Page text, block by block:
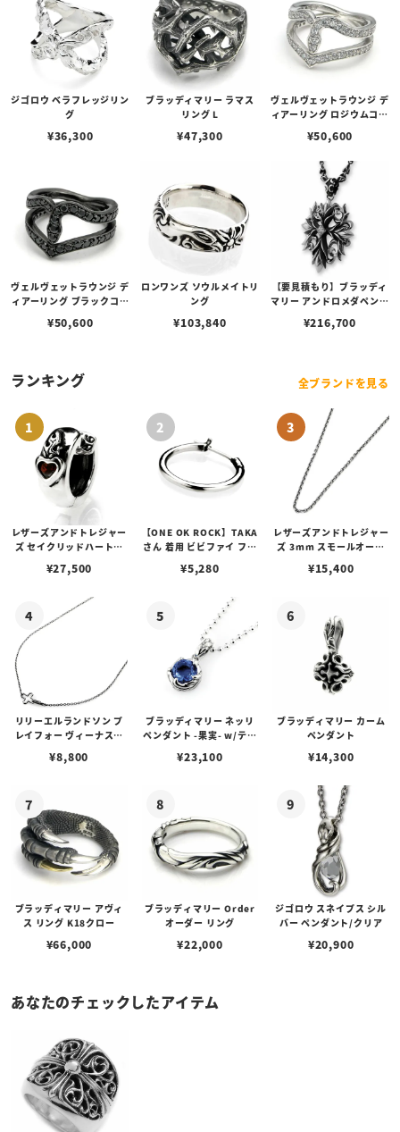
ジゴロウ ベラフレッジリン
グ
¥36,300
ブラッディマリー ラマス
リング L
¥47,300
ヴェルヴェットラウンジ デ
ィアーリング ロジウムコー
ルコニア
¥50,600
ヴェルヴェットラウンジ デ
ィアーリング ブラックコー
ルコニア
¥50,600
ロンワンズ ソウルメイトリ
ング
¥103,840
【要見積もり】ブラッディ
マリー アンドロメダペンダ
¥216,700
ランキング 全ブランドを見る
レザーズアンドトレジャー
ズ セイクリッドハートピ
¥27,500
【ONE OK ROCK】TAKA
さん 着用 ビビファイ フー
¥5,280
レザーズアンドトレジャー
ズ 3mm スモールオーバ
ブスタークラスプ＆LTロ
¥15,400
リリーエルランドソン プ
レイフォー ヴィーナスチ
¥8,800
ブラッディマリー ネッリ
ペンダント -果実- w/ティ
¥23,100
ブラッディマリー カーム
ペンダント
¥14,300
ブラッディマリー アヴィ
ス リング K18クロー
¥66,000
ブラッディマリー Order
オーダー リング
¥22,000
ジゴロウ スネイプス シル
バー ペンダント/クリア
¥20,900
あなたのチェックしたアイテム